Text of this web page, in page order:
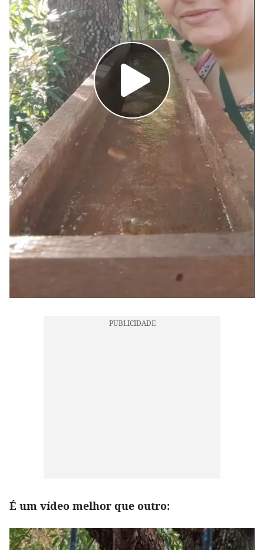
É um vídeo melhor que outro: